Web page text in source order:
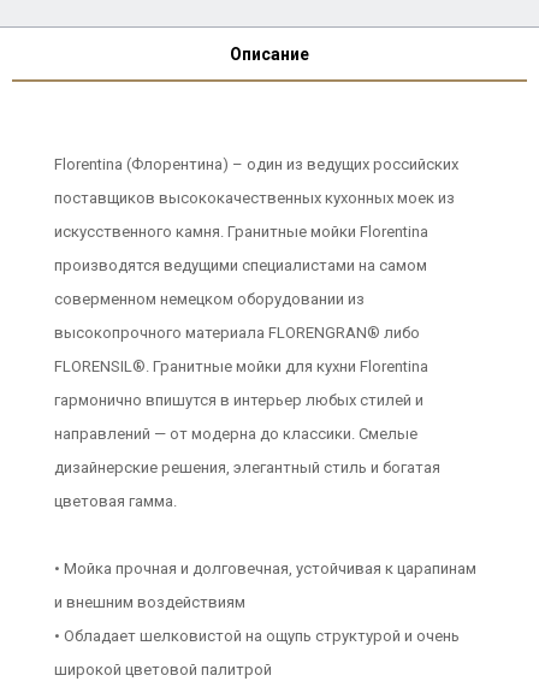
Описание
Florentina (Флорентина) – один из ведущих российских
поставщиков высококачественных кухонных моек из
искусственного камня. Гранитные мойки Florentina
производятся ведущими специалистами на самом
соверменном немецком оборудовании из
высокопрочного материала FLORENGRAN® либо
FLORENSIL®. Гранитные мойки для кухни Florentina
гармонично впишутся в интерьер любых стилей и
направлений — от модерна до классики. Смелые
дизайнерские решения, элегантный стиль и богатая
цветовая гамма.
• Мойка прочная и долговечная, устойчивая к царапинам
и внешним воздействиям
• Обладает шелковистой на ощупь структурой и очень
широкой цветовой палитрой